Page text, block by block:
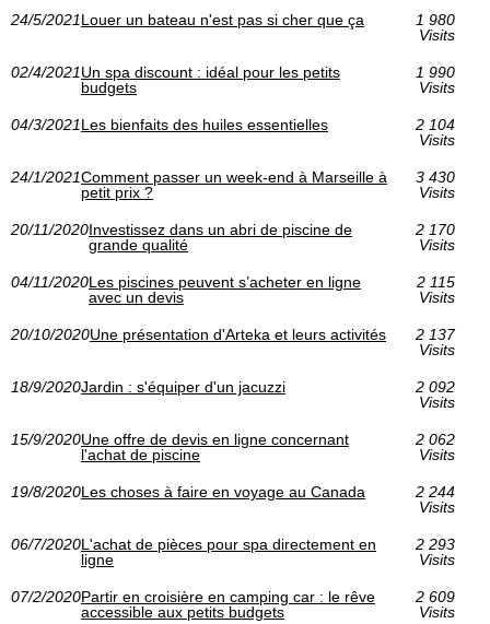
24/5/2021Louer un bateau n'est pas si cher que ça
1 980
Visits
02/4/2021Un spa discount : idéal pour les petits
budgets
1 990
Visits
04/3/2021Les bienfaits des huiles essentielles
2 104
Visits
24/1/2021Comment passer un week-end à Marseille à
petit prix ?
3 430
Visits
20/11/2020Investissez dans un abri de piscine de
grande qualité
2 170
Visits
04/11/2020Les piscines peuvent s’acheter en ligne
avec un devis
2 115
Visits
20/10/2020Une présentation d'Arteka et leurs activités
2 137
Visits
18/9/2020Jardin : s'équiper d'un jacuzzi
2 092
Visits
15/9/2020Une offre de devis en ligne concernant
l'achat de piscine
2 062
Visits
19/8/2020Les choses à faire en voyage au Canada
2 244
Visits
06/7/2020L'achat de pièces pour spa directement en
ligne
2 293
Visits
07/2/2020Partir en croisière en camping car : le rêve
accessible aux petits budgets
2 609
Visits